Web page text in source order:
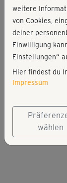
leicht
15 Min
123 kcal
Michaela
weitere
von Cookies,
deiner
Einwilligung
Einstellungen“
Hier findest du
Impressum
wählen